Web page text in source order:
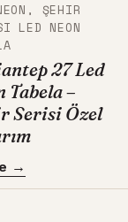
, ŞEHIR
LED NEON
27 Led
Tabela –
Serisi Özel
→